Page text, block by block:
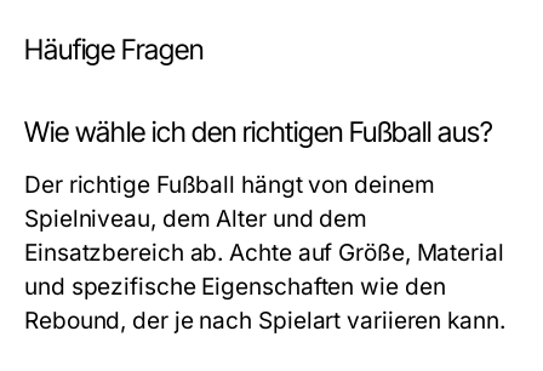
Häufige Fragen
Wie wähle ich den richtigen Fußball aus?
Der richtige Fußball hängt von deinem
Spielniveau, dem Alter und dem
Einsatzbereich ab. Achte auf Größe, Material
und spezifische Eigenschaften wie den
Rebound, der je nach Spielart variieren kann.